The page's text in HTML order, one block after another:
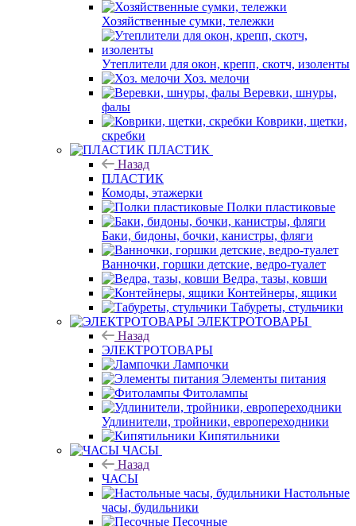
Хозяйственные сумки, тележки
Утеплители для окон, крепп, скотч, изоленты
Хоз. мелочи
Веревки, шнуры,
фалы
Коврики, щетки,
скребки
ПЛАСТИК
Назад
ПЛАСТИК
Комоды, этажерки
Полки пластиковые
Баки, бидоны, бочки, канистры, фляги
Ванночки, горшки детские, ведро-туалет
Ведра, тазы, ковши
Контейнеры, ящики
Табуреты, стульчики
ЭЛЕКТРОТОВАРЫ
Назад
ЭЛЕКТРОТОВАРЫ
Лампочки
Элементы питания
Фитолампы
Удлинители, тройники, европереходники
Кипятильники
ЧАСЫ
Назад
ЧАСЫ
Настольные
часы, будильники
Песочные